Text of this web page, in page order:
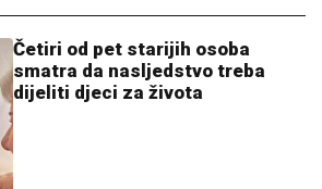
Četiri od pet starijih osoba
smatra da nasljedstvo treba
dijeliti djeci za života